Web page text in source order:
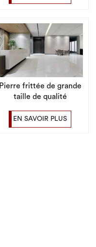
frittée populaire
Pierre frittée de grande
taille de qualité
fond d'entreprise
EN SAVOIR PLUS